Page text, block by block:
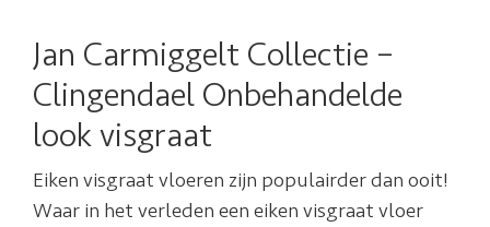
Jan Carmiggelt Collectie –
Clingendael Onbehandelde
look visgraat
Eiken visgraat vloeren zijn populairder dan ooit!
Waar in het verleden een eiken visgraat vloer